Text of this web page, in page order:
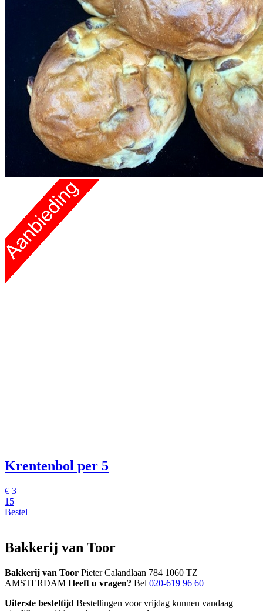
Krentenbol per 5
€ 3
15
Bestel
Bakkerij van Toor
Bakkerij van Toor Pieter Calandlaan 784 1060 TZ
AMSTERDAM Heeft u vragen? Bel 020-619 96 60
Uiterste besteltijd Bestellingen voor vrijdag kunnen vandaag